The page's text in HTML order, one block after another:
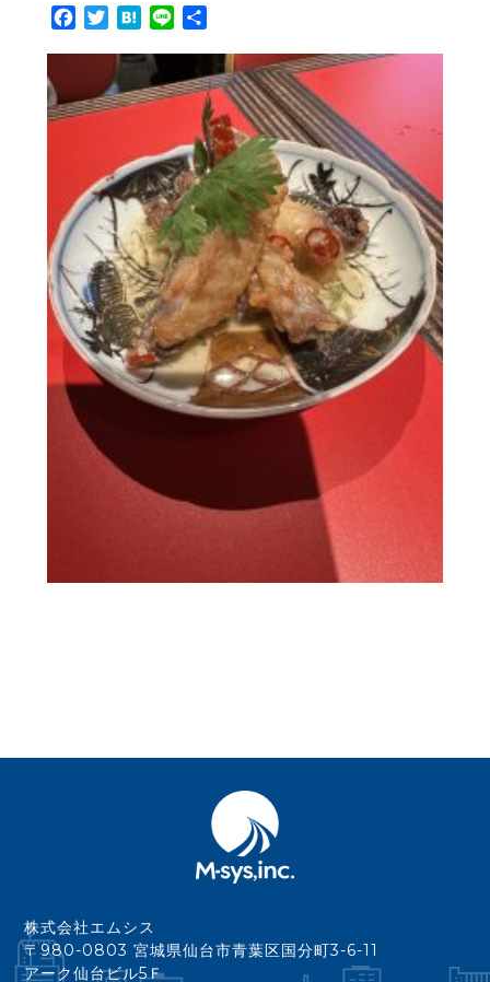
Facebook
TwitterHatena
Line
株式会社エムシス
〒980-0803 宮城県仙台市青葉区国分町3-6-11
アーク仙台ビル5Ｆ